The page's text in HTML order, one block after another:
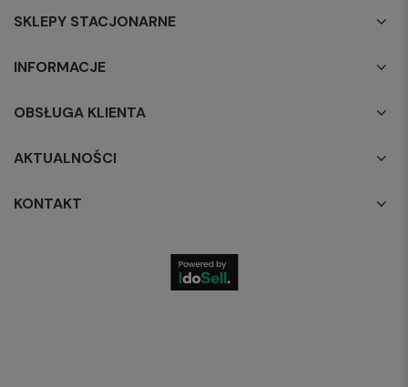
SKLEPY STACJONARNE
INFORMACJE
OBSŁUGA KLIENTA
AKTUALNOŚCI
KONTAKT